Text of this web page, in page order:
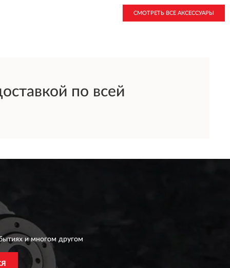
СМОТРЕТЬ ВСЕ АКСЕССУАРЫ
по всей
и многом другом